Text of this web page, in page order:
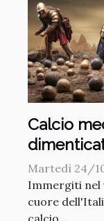
Calcio
Martedì 24/
Immergiti nel
cuore